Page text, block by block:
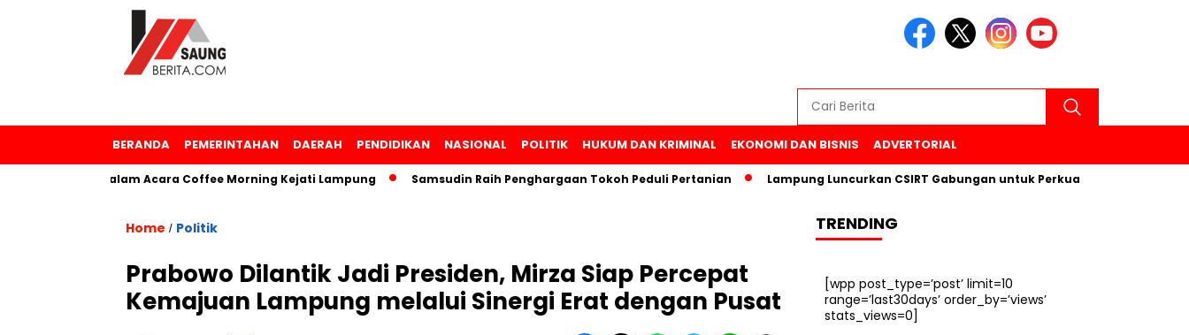
BERANDA PEMERINTAHAN DAERAH PENDIDIKAN NASIONAL POLITIK HUKUM DAN KRIMINAL EKONOMI DAN BISNIS ADVERTORIAL
dalam Acara Coffee Morning Kejati Lampung Samsudin Raih Penghargaan Tokoh Peduli Pertanian Lampung Luncurkan CSIRT Gabungan untuk Perkuat Keamanan Siber di 6
Home / Politik
Prabowo Dilantik Jadi Presiden, Mirza Siap Percepat
Kemajuan Lampung melalui Sinergi Erat dengan Pusat
TRENDING
[wpp post_type=’post’ limit=10
range=’last30days’ order_by=’views’
stats_views=0]